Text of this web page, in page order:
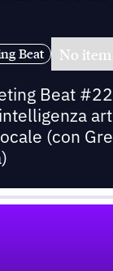
Beat No
Beat
(con